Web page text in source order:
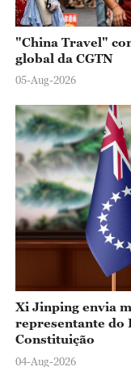
"China Travel"
global da CGTN
05-Aug-2026
Xi Jinping envia
representante do
Constituição
04-Aug-2026